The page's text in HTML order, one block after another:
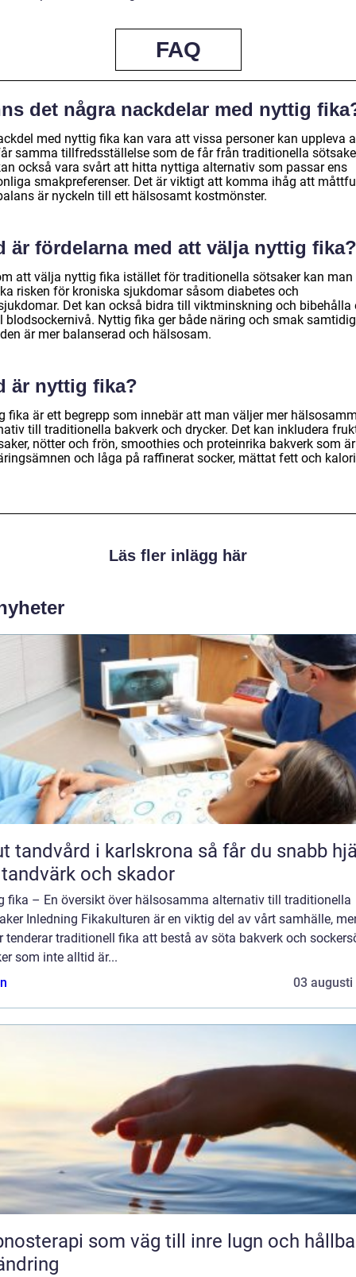
FAQ
det några nackdelar med nyttig
med nyttig fika kan vara att vissa personer kan uppleva
samma tillfredsställelse som de får från traditionella
också vara svårt att hitta nyttiga alternativ som passar ens
smakpreferenser. Det är viktigt att komma ihåg att
är nyckeln till ett hälsosamt kostmönster.
är fördelarna med att välja nyttig fika?
att välja nyttig fika istället för traditionella sötsaker kan man
risken för kroniska sjukdomar såsom diabetes och
Det kan också bidra till viktminskning och bibehålla
blodsockernivå. Nyttig fika ger både näring och smak
är mer balanserad och hälsosam.
är nyttig fika?
fika är ett begrepp som innebär att man väljer mer
till traditionella bakverk och drycker. Det kan inkludera
nötter och frön, smoothies och proteinrika bakverk som
och låga på raffinerat socker, mättat fett och
Läs fler inlägg här
i karlskrona så får du snabb hjälp
och skador
fika – En översikt över hälsosamma alternativ till traditionella
Inledning Fikakulturen är en viktig del av vårt samhälle,
tenderar traditionell fika att bestå av söta bakverk och
som inte alltid är...
03 augusti
som väg till inre lugn och